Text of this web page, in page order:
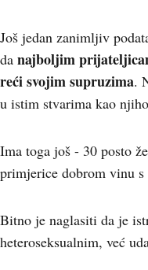
Još jedan zanimljiv
da najboljim
reći svojim supruzima.
u istim stvarima kao
Ima toga još - 30 posto
primjerice dobrom vinu
Bitno je naglasiti da je
heteroseksualnim, već